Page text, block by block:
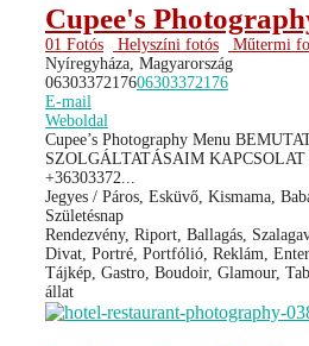
Cupee's
01 Fotós Helyszíni fotós
Műtermi
Nyíregyháza, Magyarország
0630337217606303372176
E-mail
Weboldal
Cupee’s Photography Menu
SZOLGÁLTATÁSAIM KAPCSOLAT
+36303372...
Jegyes / Páros, Esküvő, Kismama,
Születésnap
Rendezvény, Riport, Ballagás,
Divat, Portré, Portfólió, Reklám,
Tájkép, Gastro, Boudoir, Glamour,
állat